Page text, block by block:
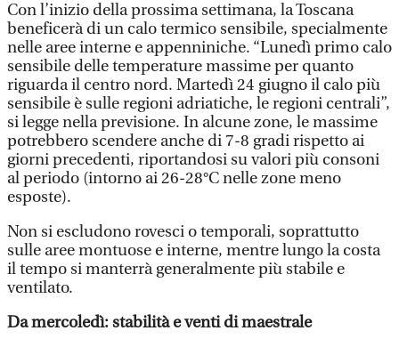
Con l’inizio della prossima settimana, la Toscana
beneficerà di un calo termico sensibile, specialmente
nelle aree interne e appenniniche. “Lunedì primo calo
sensibile delle temperature massime per quanto
riguarda il centro nord. Martedì 24 giugno il calo più
sensibile è sulle regioni adriatiche, le regioni centrali”,
si legge nella previsione. In alcune zone, le massime
potrebbero scendere anche di 7-8 gradi rispetto ai
giorni precedenti, riportandosi su valori più consoni
al periodo (intorno ai 26-28°C nelle zone meno
esposte).
Non si escludono rovesci o temporali, soprattutto
sulle aree montuose e interne, mentre lungo la costa
il tempo si manterrà generalmente più stabile e
ventilato.
Da mercoledì: stabilità e venti di maestrale